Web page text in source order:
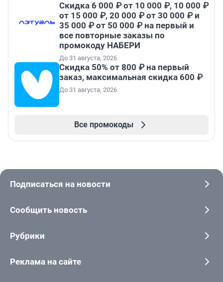
Скидка 6 000 ₽ от 10 000 ₽, 10 000 ₽
от 15 000 ₽, 20 000 ₽ от 30 000 ₽ и
35 000 ₽ от 50 000 ₽ на первый и
все повторные заказы по
промокоду НАБЕРИ
До 31 августа, 2026
Скидка 50% от 800 ₽ на первый
заказ, максимальная скидка 600 ₽
До 31 августа, 2026
Все промокоды
Подписаться на новости
Сообщить новость
Рубрики
Реклама на сайте